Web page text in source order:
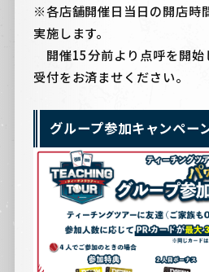
※各店舗開催日当日の開店時
実施します。
開催15分前より点呼を開始
受付をお済ませください。
グループ参加キャンペー